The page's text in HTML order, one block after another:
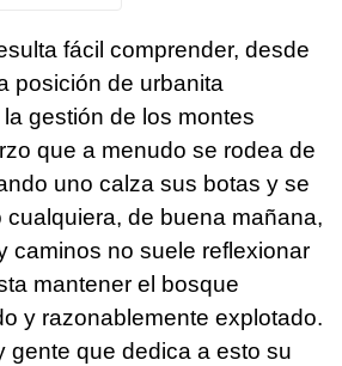
fácil comprender, desde
posición de urbanita
gestión de los montes
que a menudo se rodea de
uno calza sus botas y se
cualquiera, de buena mañana,
caminos no suele reflexionar
mantener el bosque
y razonablemente explotado.
gente que dedica a esto su